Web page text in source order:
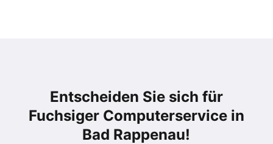
Entscheiden Sie sich für
Fuchsiger Computerservice in
Bad Rappenau!